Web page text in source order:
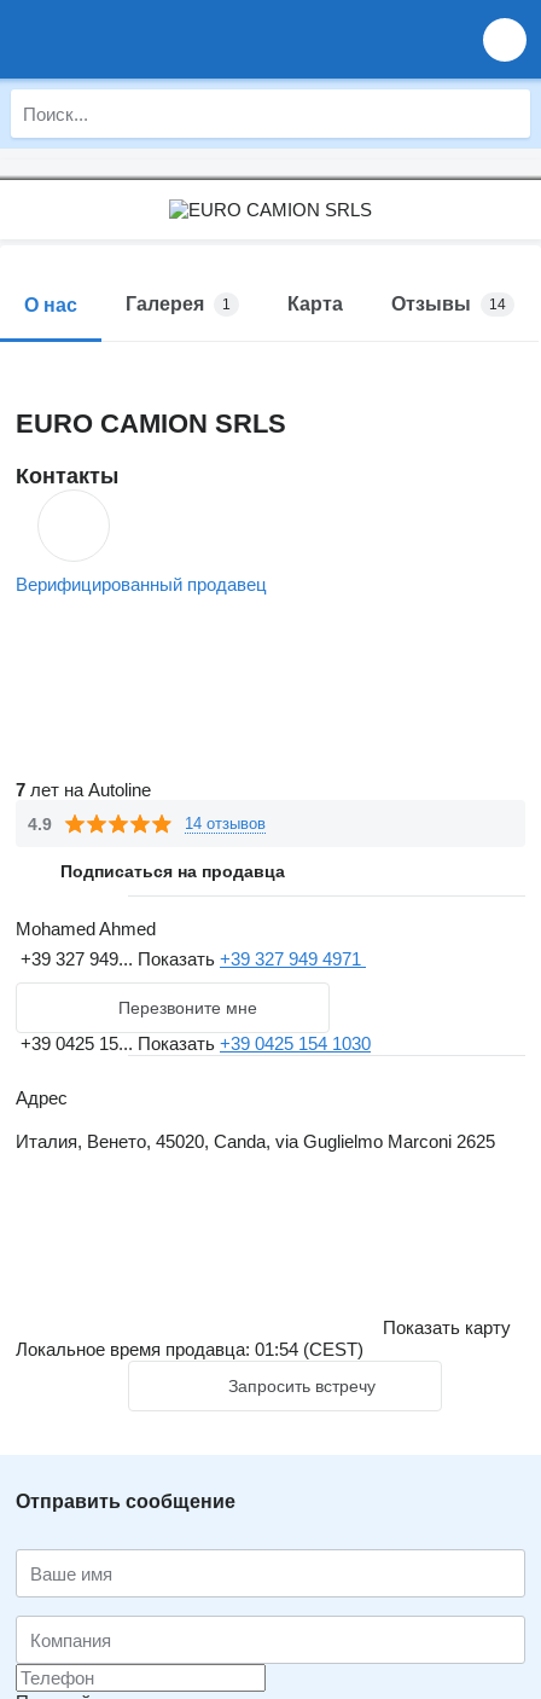
О нас Галерея 1 Карта Отзывы 14
EURO CAMION SRLS
Контакты
Верифицированный продавец
7 лет на Autoline
4.9 14 отзывов
Подписаться на продавца
Mohamed Ahmed
+39 327 949... Показать +39 327 949 4971
Перезвоните мне
+39 0425 15... Показать +39 0425 154 1030
Адрес
Италия, Венето, 45020, Canda, via Guglielmo Marconi 2625
Показать карту
Локальное время продавца: 01:54 (CEST)
Запросить встречу
Отправить сообщение